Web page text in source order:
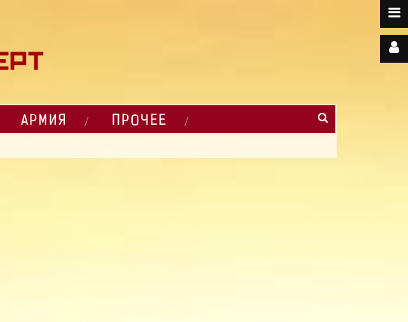
АРМИЯ ПРОЧЕЕ